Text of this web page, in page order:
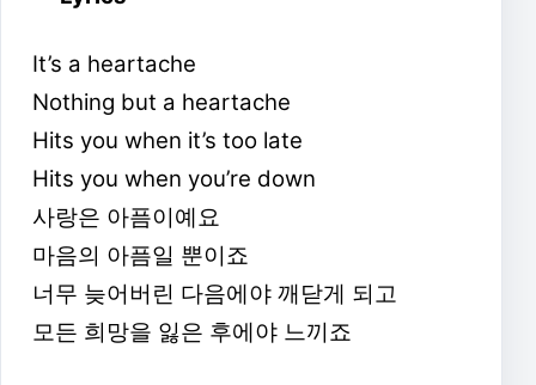
It’s a heartache
Nothing but a heartache
Hits you when it’s too late
Hits you when you’re down
사랑은 아픔이예요
마음의 아픔일 뿐이죠
너무 늦어버린 다음에야 깨닫게 되고
모든 희망을 잃은 후에야 느끼죠